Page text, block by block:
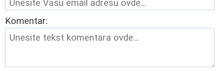
Komentar: